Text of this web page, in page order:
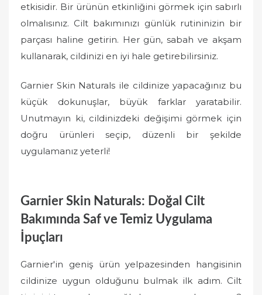
etkisidir. Bir ürünün etkinliğini görmek için sabırlı
olmalısınız. Cilt bakımınızı günlük rutininizin bir
parçası haline getirin. Her gün, sabah ve akşam
kullanarak, cildinizi en iyi hale getirebilirsiniz.
Garnier Skin Naturals ile cildinize yapacağınız bu
küçük dokunuşlar, büyük farklar yaratabilir.
Unutmayın ki, cildinizdeki değişimi görmek için
doğru ürünleri seçip, düzenli bir şekilde
uygulamanız yeterli!
Garnier Skin Naturals: Doğal Cilt
Bakımında Saf ve Temiz Uygulama
İpuçları
Garnier'in geniş ürün yelpazesinden hangisinin
cildinize uygun olduğunu bulmak ilk adım. Cilt